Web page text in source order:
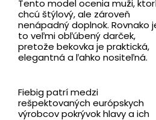
Tento model ocenia muži,
chcú štýlový, ale zároveň
nenápadný doplnok. Rovnako
to veľmi obľúbený darček,
pretože bekovka je praktická,
elegantná a ľahko nositeľná.
Fiebig patrí medzi
rešpektovaných európskych
výrobcov pokrývok hlavy a ich